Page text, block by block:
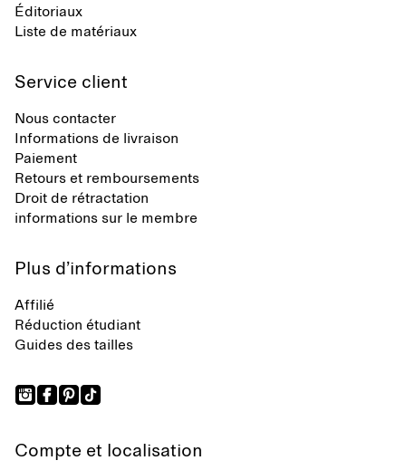
Éditoriaux
Liste de matériaux
Service client
Nous contacter
Informations de livraison
Paiement
Retours et remboursements
Droit de rétractation
informations sur le membre
Plus d’informations
Affilié
Réduction étudiant
Guides des tailles
Compte et localisation